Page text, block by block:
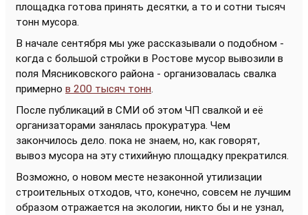
площадка готова принять десятки, а то и сотни тысяч
тонн мусора.
В начале сентября мы уже рассказывали о подобном -
когда с большой стройки в Ростове мусор вывозили в
поля Мясниковского района - организовалась свалка
примерно в 200 тысяч тонн.
После публикаций в СМИ об этом ЧП свалкой и её
организаторами занялась прокуратура. Чем
закончилось дело. пока не знаем, но, как говорят,
вывоз мусора на эту стихийную площадку прекратился.
Возможно, о новом месте незаконной утилизации
строительных отходов, что, конечно, совсем не лучшим
образом отражается на экологии, никто бы и не узнал,